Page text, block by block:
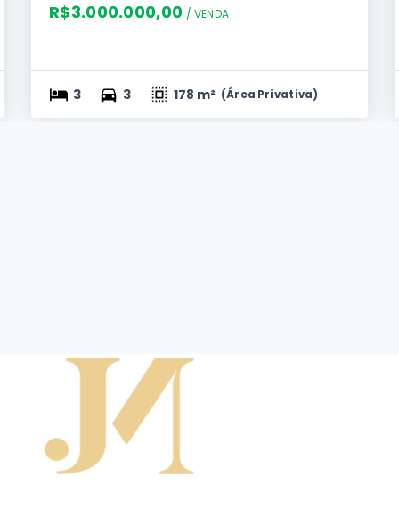
R$3.000.000,00 / VENDA
3 3 178 m² (Área Privativa)